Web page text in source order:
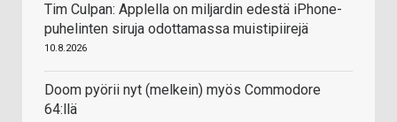
Tim Culpan: Applella on miljardin edestä iPhone-
puhelinten siruja odottamassa muistipiirejä
10.8.2026
Doom pyörii nyt (melkein) myös Commodore
64:llä